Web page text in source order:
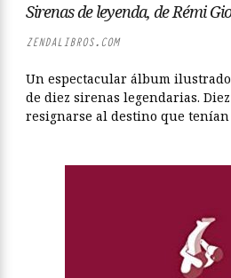
Sirenas de leyenda, de Rémi
ZENDALIBROS.COM
Un espectacular álbum
de diez sirenas legendarias.
resignarse al destino que tenían